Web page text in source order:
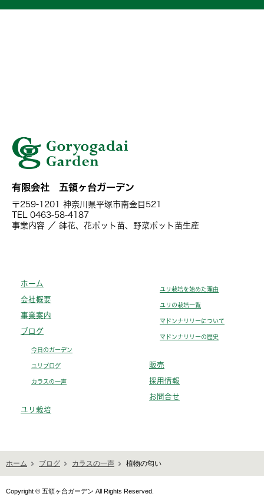
有限会社 五領ヶ台ガーデン
〒259-1201 神奈川県平塚市南金目521
TEL 0463-58-4187
事業内容 ／ 鉢花、花ポット苗、野菜ポット苗生産
ホーム
会社概要
事業案内
ブログ
今日のガーデン
ユリブログ
カラスの一声
ユリ栽培
ユリ栽培を始めた理由
ユリの栽培一覧
マドンナリリーについて
マドンナリリーの歴史
販売
採用情報
お問合せ
ホーム ブログ カラスの一声 植物の匂い
Copyright © 五領ヶ台ガーデン All Rights Reserved.